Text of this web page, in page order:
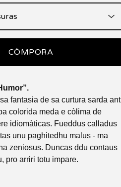
CÒMPORA
fantasia de sa curtura sarda ant
colorida meda e còlima de
idiomàticas. Fueddus calladus
unu paghitedhu malus - ma
zeniosus. Duncas ddu contaus
pro arriri totu impare.